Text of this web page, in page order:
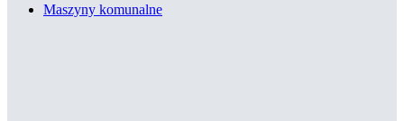
Maszyny komunalne